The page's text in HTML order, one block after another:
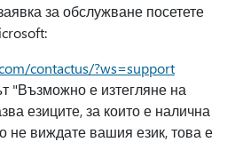
за обслужване посетете
contactus/?ws=support
"Възможно е изтегляне на
езиците, за които е налична
не виждате вашия език, това е